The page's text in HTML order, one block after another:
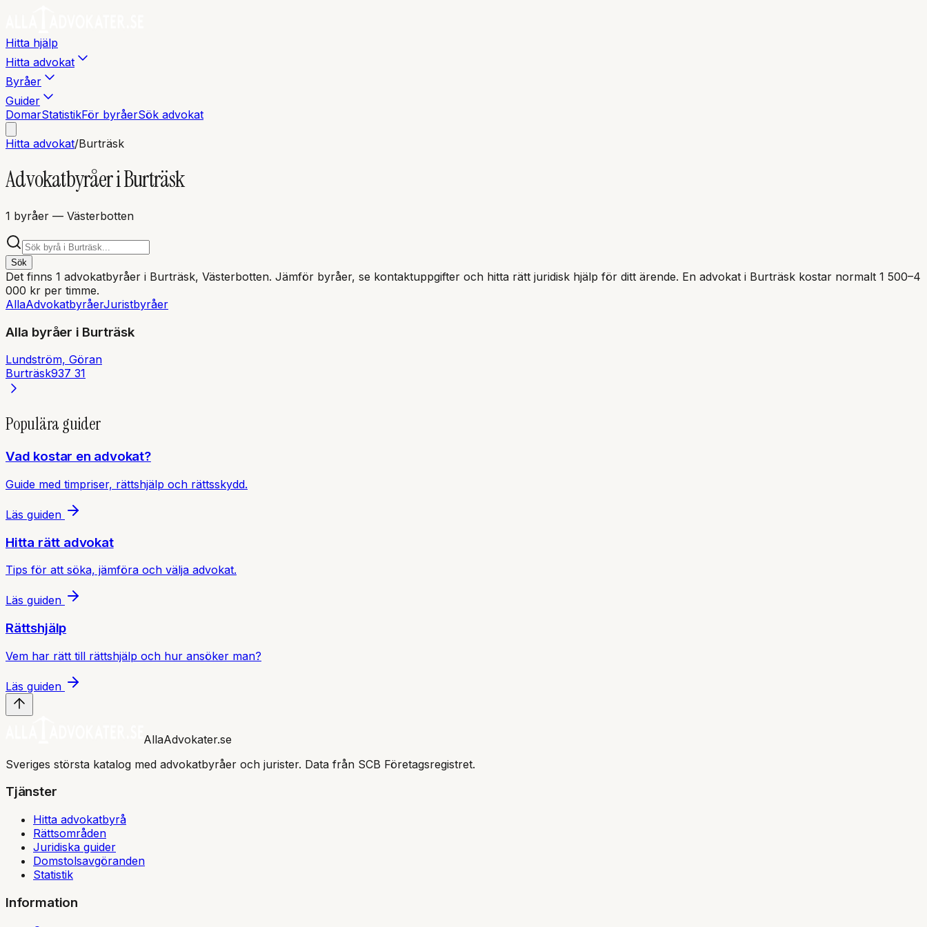
Hitta hjälp
Hitta advokat
Byråer
Guider
DomarStatistikFör byråerSök advokat
Hitta advokat/Burträsk
Advokatbyråer iBurträsk
1 byråer — Västerbotten
Sök
Det finns 1 advokatbyråer i Burträsk, Västerbotten. Jämför byråer, se kontaktuppgifter och hitta rätt juridisk hjälp för ditt ärende. En advokat i Burträsk kostar normalt 1 500–4
000 kr per timme.
AllaAdvokatbyråerJuristbyråer
Alla byråer i Burträsk
Lundström, Göran
Burträsk937 31
Populära guider
Vad kostar en advokat?
Guide med timpriser, rättshjälp och rättsskydd.
Läs guiden
Hitta rätt advokat
Tips för att söka, jämföra och välja advokat.
Läs guiden
Rättshjälp
Vem har rätt till rättshjälp och hur ansöker man?
Läs guiden
AllaAdvokater.se
Sveriges största katalog med advokatbyråer och jurister. Data från SCB Företagsregistret.
Tjänster
Hitta advokatbyrå
Rättsområden
Juridiska guider
Domstolsavgöranden
Statistik
Information